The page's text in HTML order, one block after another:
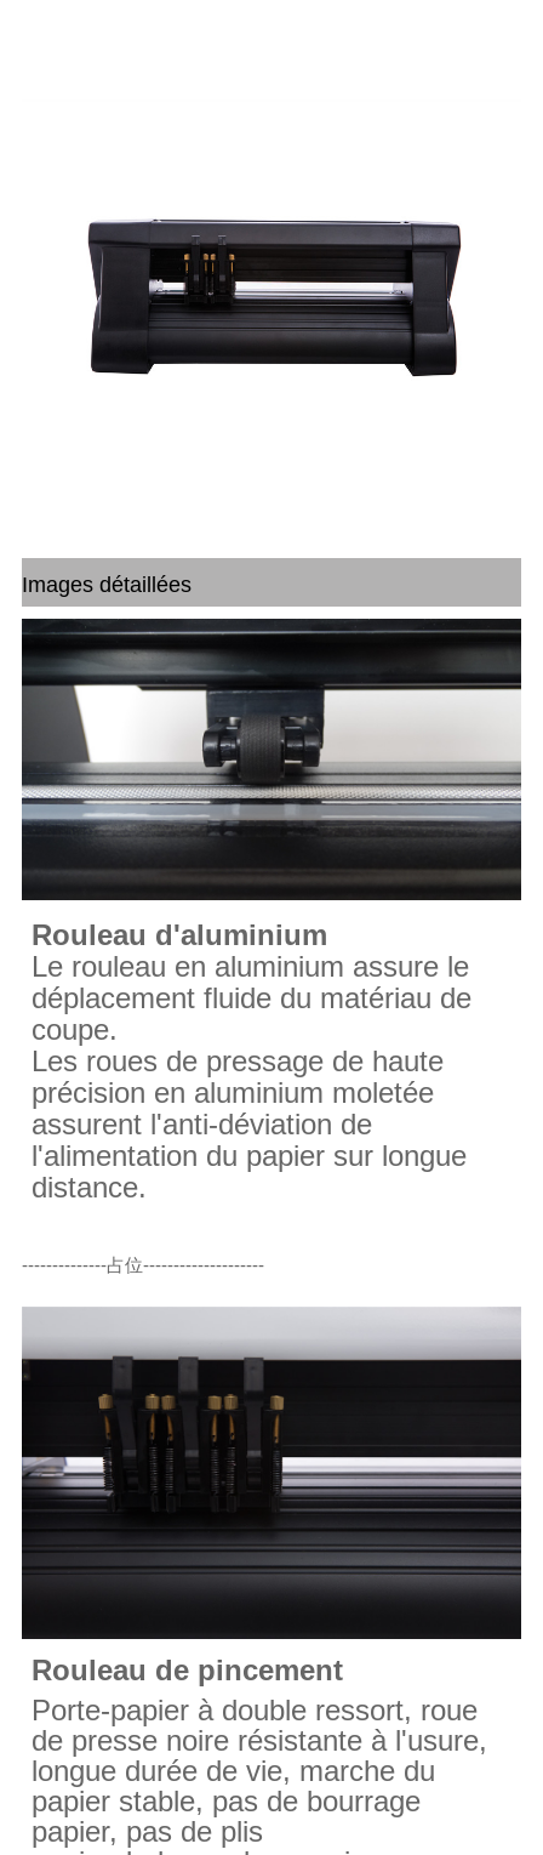
Images détaillées
Rouleau d'aluminium
Le rouleau en aluminium assure le
déplacement fluide du matériau de
coupe.
Les roues de pressage de haute
précision en aluminium moletée
assurent l'anti-déviation de
l'alimentation du papier sur longue
distance.
--------------占位--------------------
Rouleau de pincement
Porte-papier à double ressort, roue
de presse noire résistante à l'usure,
longue durée de vie, marche du
papier stable, pas de bourrage
papier, pas de plis